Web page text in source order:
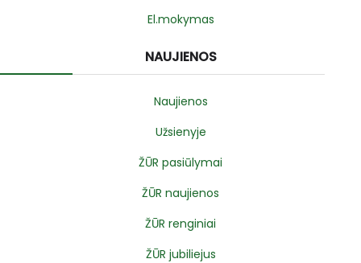
El.mokymas
NAUJIENOS
Naujienos
Užsienyje
ŽŪR pasiūlymai
ŽŪR naujienos
ŽŪR renginiai
ŽŪR jubiliejus